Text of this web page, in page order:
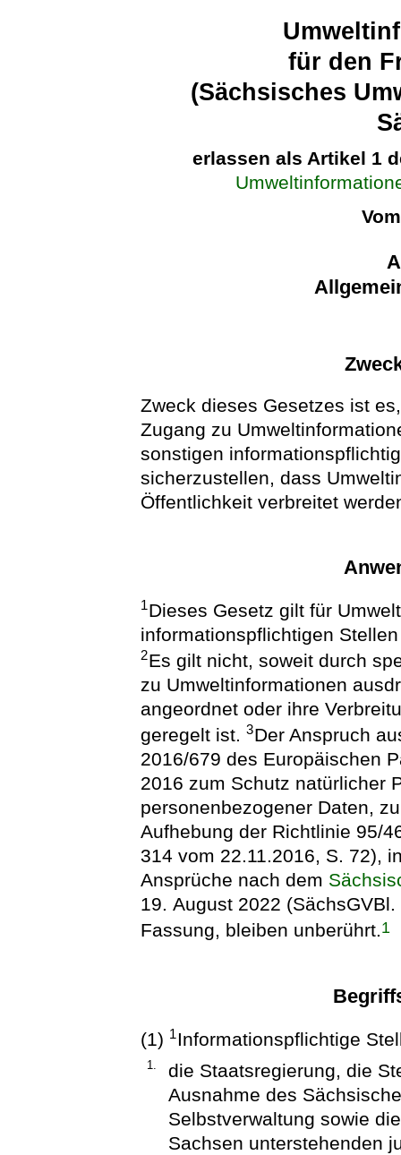
für den
(Sächsisches
erlassen als Artikel 1
Zweck dieses Gesetzes ist
Zugang zu
sonstigen
sicherzustellen, dass
Öffentlichkeit verbreitet
1Dieses Gesetz gilt für
informationspflichtigen
2Es gilt nicht, soweit durch
zu Umweltinformationen
angeordnet oder ihre
geregelt ist.3Der Anspruch
2016/679 des Europäischen
2016 zum Schutz natürlicher
personenbezogener Daten,
Aufhebung der Richtlinie 95/
314 vom 22.11.2016, S. 72),
Ansprüche nach dem
19. August 2022
Fassung, bleiben unberührt.1
(1) 1 Informationspflichtige
1.
die Staatsregierung, die
Ausnahme des
Selbstverwaltung sowie
Sachsen unterstehenden